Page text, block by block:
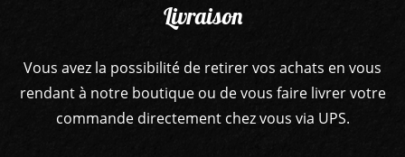
Livraison
Vous avez la possibilité de retirer vos achats en vous
rendant à notre boutique ou de vous faire livrer votre
commande directement chez vous via UPS.